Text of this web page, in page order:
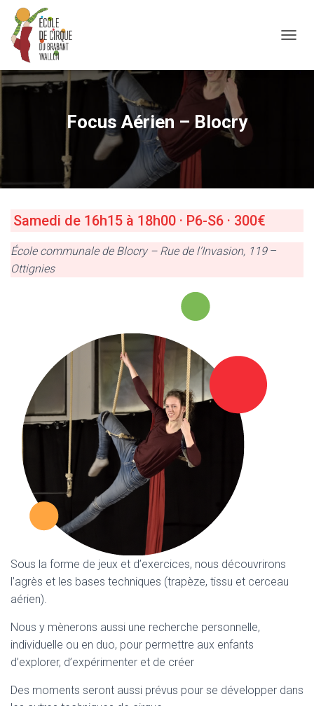
Focus Aérien – Blocry
Samedi de 16h15 à 18h00 · P6-S6 · 300€
École communale de Blocry – Rue de l’Invasion, 119–
Ottignies
Sous la forme de jeux et d’exercices, nous découvrirons
l’agrès et les bases techniques (trapèze, tissu et cerceau
aérien).
Nous y mènerons aussi une recherche personnelle,
individuelle ou en duo, pour permettre aux enfants
d’explorer, d’expérimenter et de créer
Des moments seront aussi prévus pour se développer dans